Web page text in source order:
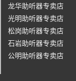
龙华助听器专卖店
光明助听器专卖店
松岗助听器专卖店
石岩助听器专卖店
公明助听器专卖店